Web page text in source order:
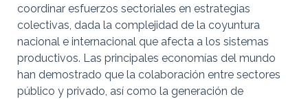
coordinar esfuerzos sectoriales en estrategias
colectivas, dada la complejidad de la coyuntura
nacional e internacional que afecta a los sistemas
productivos. Las principales economías del mundo
han demostrado que la colaboración entre sectores
público y privado, así como la generación de